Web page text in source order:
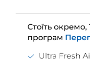
Стоїть
програм
Ultra Fresh